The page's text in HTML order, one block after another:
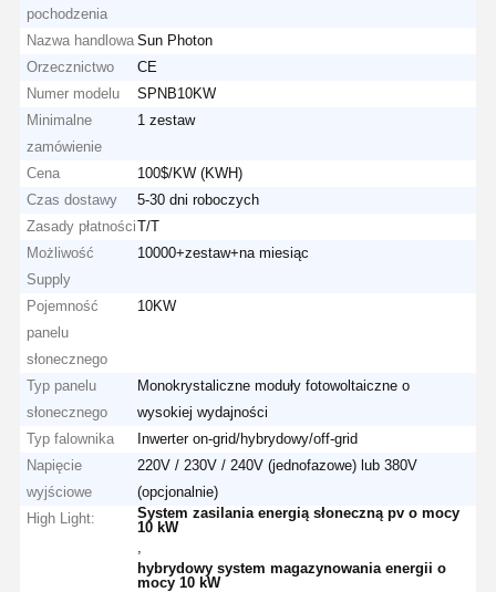
pochodzenia
Nazwa handlowa Sun Photon
Orzecznictwo
CE
Numer modelu
SPNB10KW
Minimalne
zamówienie
1 zestaw
Cena
100$/KW (KWH)
Czas dostawy
5-30 dni roboczych
Zasady płatnościT/T
Możliwość
Supply
10000+zestaw+na miesiąc
Pojemność
panelu
słonecznego
10KW
Typ panelu
słonecznego
Monokrystaliczne moduły fotowoltaiczne o
wysokiej wydajności
Typ falownika
Inwerter on-grid/hybrydowy/off-grid
Napięcie
wyjściowe
220V / 230V / 240V (jednofazowe) lub 380V
(opcjonalnie)
High Light:
System zasilania energią słoneczną pv o mocy
10 kW
hybrydowy system magazynowania energii o
mocy 10 kW